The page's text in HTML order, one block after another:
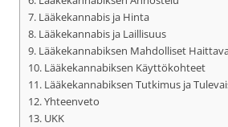
Lääkekannabis ja Hinta
Lääkekannabis ja Laillisuus
Lääkekannabiksen Mahdolliset
Lääkekannabiksen Käyttökohteet
Lääkekannabiksen Tutkimus ja
Yhteenveto
UKK